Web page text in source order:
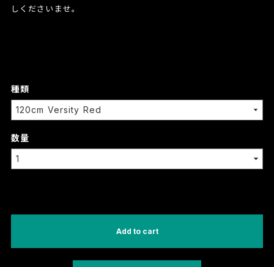
しくださいませ。
種類
数量
Add to cart